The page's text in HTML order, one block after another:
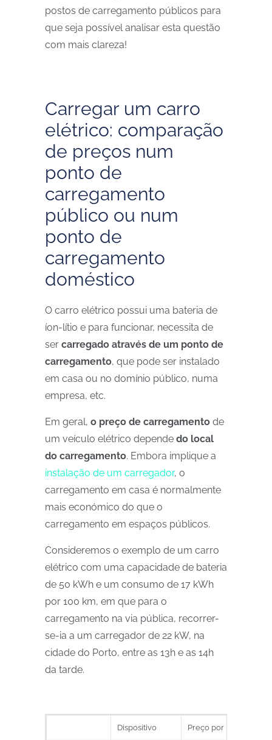
postos de carregamento públicos para
que seja possível analisar esta questão
com mais clareza!
Carregar um carro
elétrico: comparação
de preços num
ponto de
carregamento
público ou num
ponto de
carregamento
doméstico
O carro elétrico possui uma bateria de
íon-lítio e para funcionar, necessita de
ser carregado através de um ponto de
carregamento, que pode ser instalado
em casa ou no domínio público, numa
empresa, etc.
Em geral, o preço de carregamento de
um veículo elétrico depende do local
do carregamento. Embora implique a
instalação de um carregador, o
carregamento em casa é normalmente
mais económico do que o
carregamento em espaços públicos.
Consideremos o exemplo de um carro
elétrico com uma capacidade de bateria
de 50 kWh e um consumo de 17 kWh
por 100 km, em que para o
carregamento na via pública, recorrer-
se-ia a um carregador de 22 kW, na
cidade do Porto, entre as 13h e as 14h
da tarde.
Dispositivo Preço por kWh